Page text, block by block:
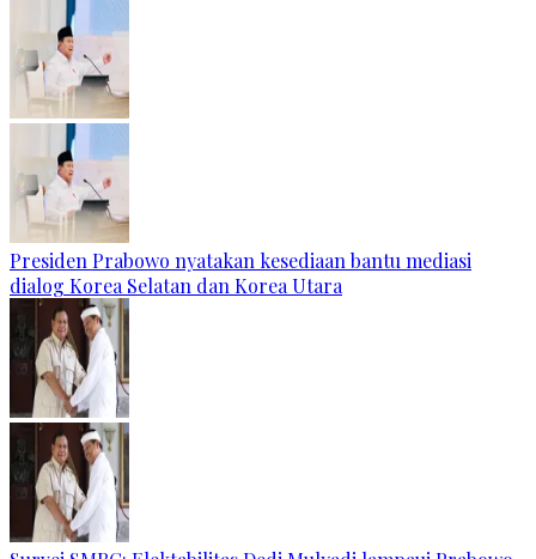
Presiden Prabowo nyatakan kesediaan bantu mediasi
dialog Korea Selatan dan Korea Utara